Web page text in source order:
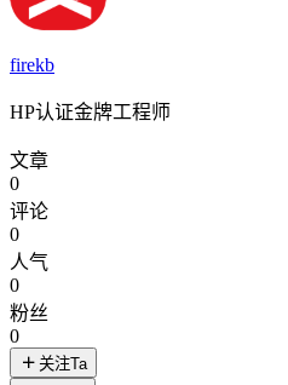
firekb
HP认证金牌工程师
文章
0
评论
0
人气
0
粉丝
0
关注Ta